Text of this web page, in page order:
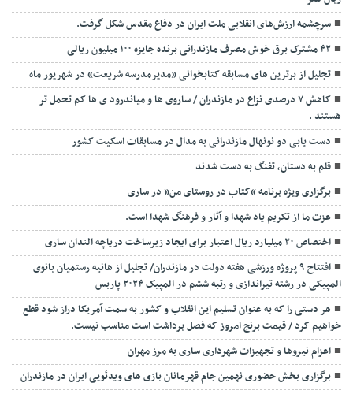
سرچشمه ارزش‌های انقلابی ملت ایران در دفاع مقدس شکل گرفت.
۴۲ مشترک برق خوش مصرف مازندرانی برنده جایزه ۱۰۰ میلیون ریالی
تجلیل از برترین های مسابقه کتابخوانی «مدیرمدرسه شریعت» در شهریور ماه
کاهش ۷ درصدی نزاع در مازندران / ساروی ها و میاندرود ی ها کم تحمل تر
هستند‌ .
دست یابی دو نونهال مازندرانی به مدال در مسابقات اسکیت کشور
قلم به دستان، تفنگ به دست شدند
برگزاری ویژه برنامه “کتاب در روستای من” در ساری
عزت ما از تکریم یاد شهدا و آثار و فرهنگ شهدا است.
اختصاص ۲۰ میلیارد ریال اعتبار برای ایجاد زیرساخت دریاچه الندان ساری
افتتاح ۹ پروژه ورزشی هفته دولت در مازندران/ تجلیل از هانیه رستمیان بانوی
المپیکی در رشته تیراندازی و رتبه ششم در المپیک ۲۰۲۴ پاربس
هر دستی را که به عنوان تسلیم این انقلاب و کشور به سمت آمريکا دراز شود قطع
خواهیم کرد / قیمت برنج امروز که فصل برداشت است مناسب نیست.
اعزام نیروها و تجهیزات شهرداری ساری به مرز مهران
برگزاری بخش حضوری نهمین جام قهرمانان بازی های ویدئویی ایران در مازندران